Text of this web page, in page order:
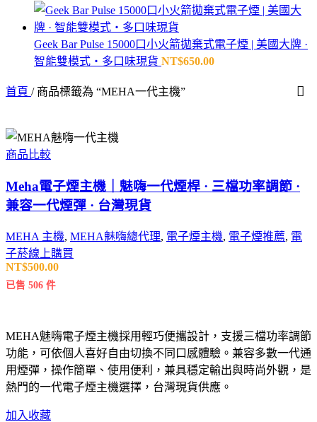
Geek Bar Pulse 15000口小火箭拋棄式電子煙 | 美國大牌 ·
智能雙模式・多口味現貨 NT$650.00
首頁 / 商品標籤為 “MEHA一代主機”
商品比較
Meha電子煙主機｜魅嗨一代煙桿 · 三檔功率調節 ·
兼容一代煙彈 · 台灣現貨
MEHA 主機, MEHA魅嗨總代理, 電子煙主機, 電子煙推薦, 電
子菸線上購買
NT$500.00
已售 506 件
MEHA魅嗨電子煙主機採用輕巧便攜設計，支援三檔功率調節
功能，可依個人喜好自由切換不同口感體驗。兼容多數一代通
用煙彈，操作簡單、使用便利，兼具穩定輸出與時尚外觀，是
熱門的一代電子煙主機選擇，台灣現貨供應。
加入收藏